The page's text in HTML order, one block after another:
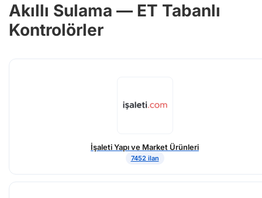
Akıllı Sulama — ET Tabanlı
Kontrolörler
İşaleti Yapı ve Market Ürünleri
7452 ilan